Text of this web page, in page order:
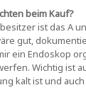
beim Kauf?
ist das A
gut,
ein Endoskop
Wichtig ist
kalt ist und